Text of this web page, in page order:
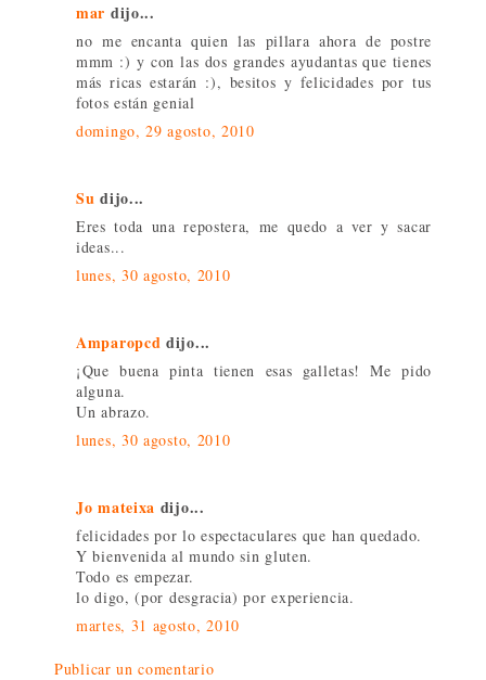
mar dijo...
no me encanta quien las pillara ahora de postre
mmm :) y con las dos grandes ayudantas que tienes
más ricas estarán :), besitos y felicidades por tus
fotos están genial
domingo, 29 agosto, 2010
Su dijo...
Eres toda una repostera, me quedo a ver y sacar
ideas...
lunes, 30 agosto, 2010
Amparopcd dijo...
¡Que buena pinta tienen esas galletas! Me pido
alguna.
Un abrazo.
lunes, 30 agosto, 2010
Jo mateixa dijo...
felicidades por lo espectaculares que han quedado.
Y bienvenida al mundo sin gluten.
Todo es empezar.
lo digo, (por desgracia) por experiencia.
martes, 31 agosto, 2010
Publicar un comentario